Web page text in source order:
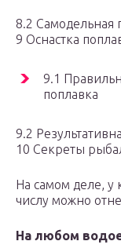
8.2 Самодельная
9 Оснастка
9.1
поплавка
9.2
10 Секреты
На самом деле, у
числу можно
На любом